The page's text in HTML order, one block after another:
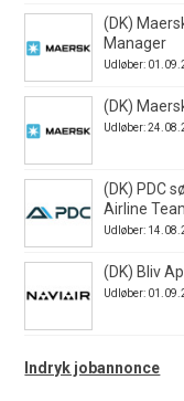
(DK)
Manager
Udløber:
(DK)
Udløber:
(DK) PDC
Airline
Udløber:
(DK) Bliv
Udløber:
Indryk jobannonce